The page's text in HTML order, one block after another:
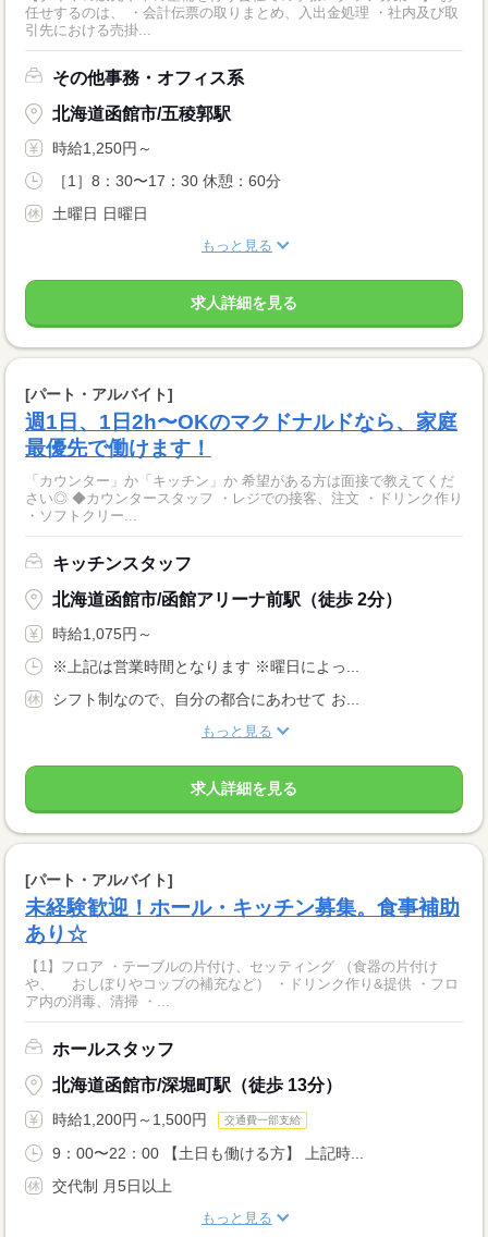
任せするのは、 ・会計伝票の取りまとめ、入出金処理 ・社内及び取
引先における売掛...
その他事務・オフィス系
北海道函館市/五稜郭駅
時給1,250円～
［1］8：30〜17：30 休憩：60分
土曜日 日曜日
もっと見る
求人詳細を見る
[パート・アルバイト]
週1日、1日2h〜OKのマクドナルドなら、家庭
最優先で働けます！
「カウンター」か「キッチン」か 希望がある方は面接で教えてくだ
さい◎ ◆カウンタースタッフ ・レジでの接客、注文 ・ドリンク作り
・ソフトクリー...
キッチンスタッフ
北海道函館市/函館アリーナ前駅（徒歩 2分）
時給1,075円～
※上記は営業時間となります ※曜日によっ...
シフト制なので、自分の都合にあわせて お...
もっと見る
求人詳細を見る
[パート・アルバイト]
未経験歓迎！ホール・キッチン募集。食事補助
あり☆
【1】フロア ・テーブルの片付け、セッティング （食器の片付け
や、 おしぼりやコップの補充など） ・ドリンク作り&提供 ・フロ
ア内の消毒、清掃 ・...
ホールスタッフ
北海道函館市/深堀町駅（徒歩 13分）
時給1,200円～1,500円 交通費一部支給
9：00〜22：00 【土日も働ける方】 上記時...
交代制 月5日以上
もっと見る